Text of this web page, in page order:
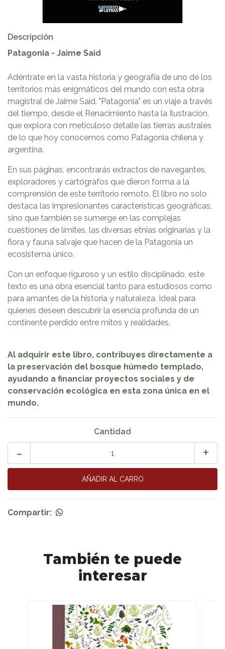
Descripción
Patagonia - Jaime Said
Adéntrate en la vasta historia y geografía de uno de los
territorios más enigmáticos del mundo con esta obra
magistral de Jaime Said. "Patagonia" es un viaje a través
del tiempo, desde el Renacimiento hasta la Ilustración,
que explora con meticuloso detalle las tierras australes
de lo que hoy conocemos como Patagonia chilena y
argentina.
En sus páginas, encontrarás extractos de navegantes,
exploradores y cartógrafos que dieron forma a la
comprensión de este territorio remoto. El libro no solo
destaca las impresionantes características geográficas,
sino que también se sumerge en las complejas
cuestiones de límites, las diversas etnias originarias y la
flora y fauna salvaje que hacen de la Patagonia un
ecosistema único.
Con un enfoque riguroso y un estilo disciplinado, este
texto es una obra esencial tanto para estudiosos como
para amantes de la historia y naturaleza. Ideal para
quienes deseen descubrir la esencia profunda de un
continente perdido entre mitos y realidades.
Al adquirir este libro, contribuyes directamente a
la preservación del bosque húmedo templado,
ayudando a financiar proyectos sociales y de
conservación ecológica en esta zona única en el
mundo.
Cantidad
+
-
Compartir:
También te puede
interesar